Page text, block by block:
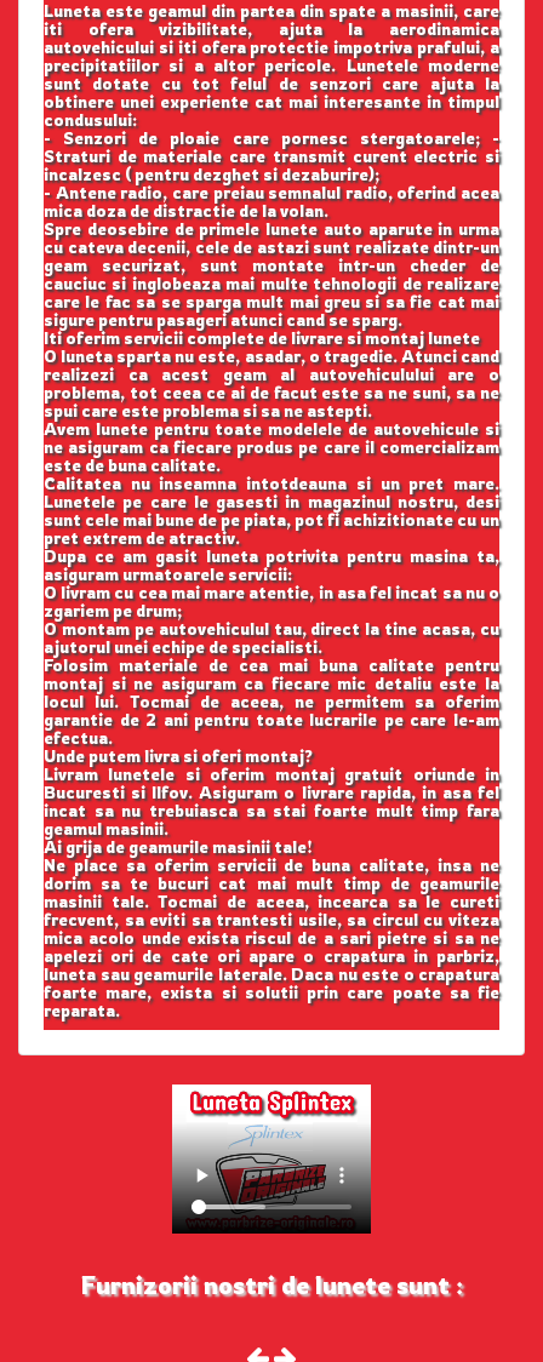
Luneta este geamul din partea din spate a masinii, care
iti ofera vizibilitate, ajuta la aerodinamica
autovehicului si iti ofera protectie impotriva prafului, a
precipitatiilor si a altor pericole. Lunetele moderne
sunt dotate cu tot felul de senzori care ajuta la
obtinere unei experiente cat mai interesante in timpul
condusului:
- Senzori de ploaie care pornesc stergatoarele; -
Straturi de materiale care transmit curent electric si
incalzesc ( pentru dezghet si dezaburire);
- Antene radio, care preiau semnalul radio, oferind acea
mica doza de distractie de la volan.
Spre deosebire de primele lunete auto aparute in urma
cu cateva decenii, cele de astazi sunt realizate dintr-un
geam securizat, sunt montate intr-un cheder de
cauciuc si inglobeaza mai multe tehnologii de realizare
care le fac sa se sparga mult mai greu si sa fie cat mai
sigure pentru pasageri atunci cand se sparg.
Iti oferim servicii complete de livrare si montaj lunete
O luneta sparta nu este, asadar, o tragedie. Atunci cand
realizezi ca acest geam al autovehiculului are o
problema, tot ceea ce ai de facut este sa ne suni, sa ne
spui care este problema si sa ne astepti.
Avem lunete pentru toate modelele de autovehicule si
ne asiguram ca fiecare produs pe care il comercializam
este de buna calitate.
Calitatea nu inseamna intotdeauna si un pret mare.
Lunetele pe care le gasesti in magazinul nostru, desi
sunt cele mai bune de pe piata, pot fi achizitionate cu un
pret extrem de atractiv.
Dupa ce am gasit luneta potrivita pentru masina ta,
asiguram urmatoarele servicii:
O livram cu cea mai mare atentie, in asa fel incat sa nu o
zgariem pe drum;
O montam pe autovehiculul tau, direct la tine acasa, cu
ajutorul unei echipe de specialisti.
Folosim materiale de cea mai buna calitate pentru
montaj si ne asiguram ca fiecare mic detaliu este la
locul lui. Tocmai de aceea, ne permitem sa oferim
garantie de 2 ani pentru toate lucrarile pe care le-am
efectua.
Unde putem livra si oferi montaj?
Livram lunetele si oferim montaj gratuit oriunde in
Bucuresti si Ilfov. Asiguram o livrare rapida, in asa fel
incat sa nu trebuiasca sa stai foarte mult timp fara
geamul masinii.
Ai grija de geamurile masinii tale!
Ne place sa oferim servicii de buna calitate, insa ne
dorim sa te bucuri cat mai mult timp de geamurile
masinii tale. Tocmai de aceea, incearca sa le cureti
frecvent, sa eviti sa trantesti usile, sa circul cu viteza
mica acolo unde exista riscul de a sari pietre si sa ne
apelezi ori de cate ori apare o crapatura in parbriz,
luneta sau geamurile laterale. Daca nu este o crapatura
foarte mare, exista si solutii prin care poate sa fie
reparata.
Furnizorii nostri de lunete sunt :